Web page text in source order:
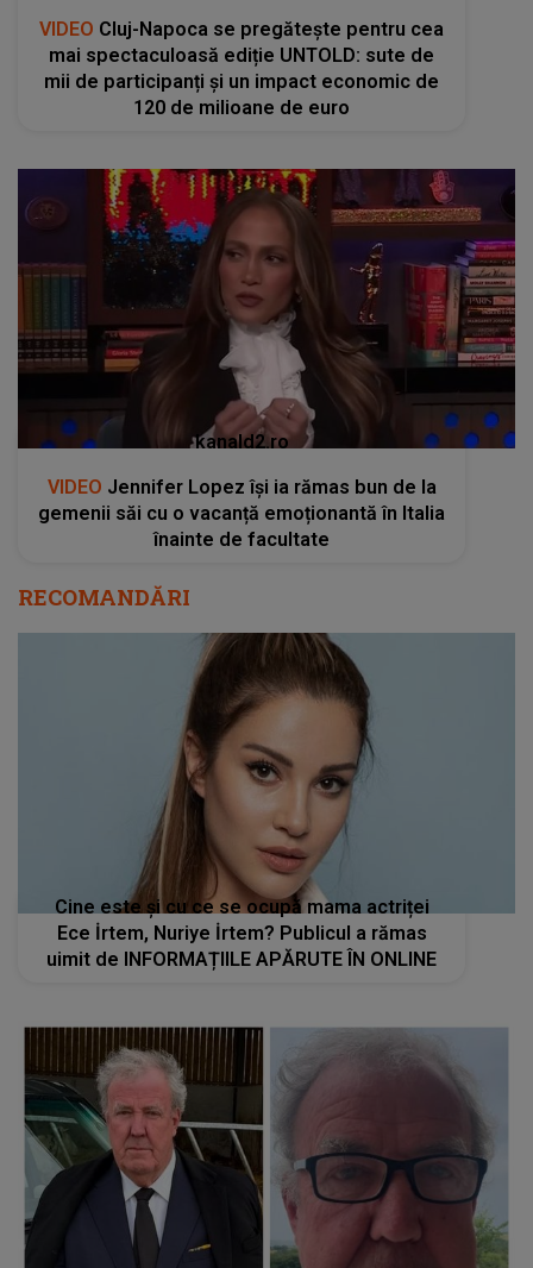
VIDEO Cluj-Napoca se pregătește pentru cea
mai spectaculoasă ediție UNTOLD: sute de
mii de participanți și un impact economic de
120 de milioane de euro
kanald2.ro
VIDEO Jennifer Lopez își ia rămas bun de la
gemenii săi cu o vacanță emoționantă în Italia
înainte de facultate
RECOMANDĂRI
Cine este și cu ce se ocupă mama actriței
Ece İrtem, Nuriye İrtem? Publicul a rămas
uimit de INFORMAȚIILE APĂRUTE ÎN ONLINE